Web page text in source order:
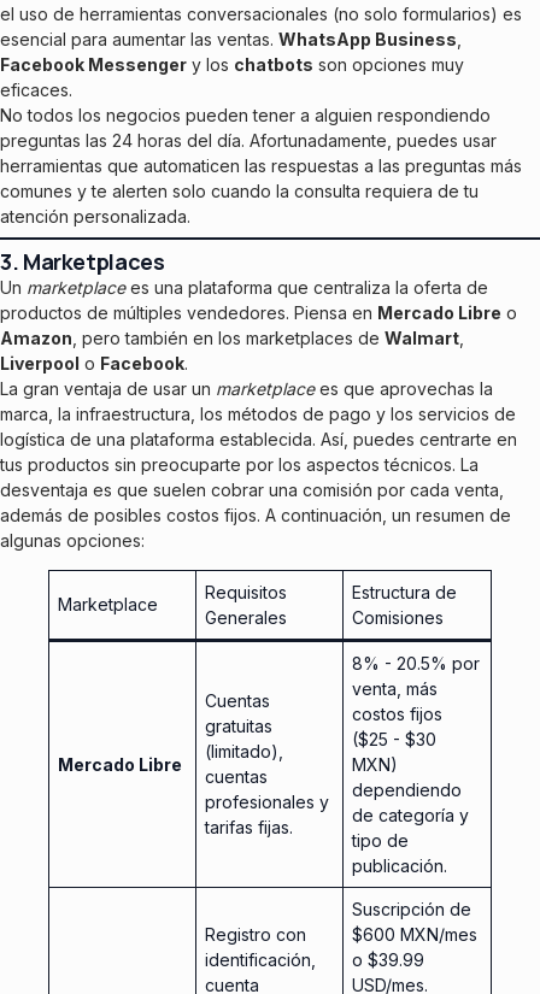
el uso de herramientas conversacionales (no solo formularios) es
esencial para aumentar las ventas. WhatsApp Business
Facebook Messenger y los chatbots son opciones muy
eficaces.
No todos los negocios pueden tener a alguien respondiendo
preguntas las 24 horas del día. Afortunadamente, puedes usar
herramientas que automaticen las respuestas a las preguntas más
comunes y te alerten solo cuando la consulta requiera de tu
atención personalizada.
3. Marketplaces
Un marketplacees una plataforma que centraliza la oferta de
productos de múltiples vendedores. Piensa en Mercado Libre o
Amazon , pero también en los marketplaces de Walmart
Liverpool o Facebook.
La gran ventaja de usar un marketplacees que aprovechas la
marca, la infraestructura, los métodos de pago y los servicios de
logística de una plataforma establecida. Así, puedes centrarte en
tus productos sin preocuparte por los aspectos técnicos. La
desventaja es que suelen cobrar una comisión por cada venta,
además de posibles costos fijos. A continuación, un resumen de
algunas opciones:
Marketplace
Requisitos
Generales
Estructura de
Comisiones
Mercado Libre
Cuentas
gratuitas
(limitado),
cuentas
profesionales y
tarifas fijas.
8% - 20.5% por
venta, más
costos fijos
($25 - $30
MXN)
dependiendo
de categoría y
tipo de
publicación.
Registro con
identificación,
cuenta
Suscripción de
$600 MXN/mes
o $39.99
USD/mes.